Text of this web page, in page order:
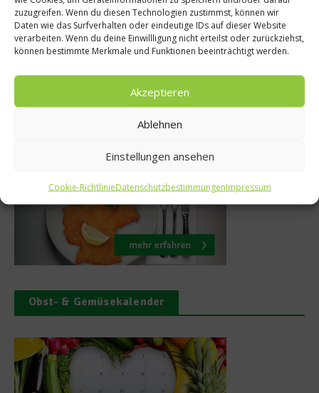
zuzugreifen. Wenn du diesen Technologien zustimmst, können wir
Daten wie das Surfverhalten oder eindeutige IDs auf dieser Website
verarbeiten. Wenn du deine Einwillligung nicht erteilst oder zurückziehst,
können bestimmte Merkmale und Funktionen beeinträchtigt werden.
Akzeptieren
Ablehnen
Einstellungen ansehen
Cookie-RichtlinieDatenschutzbestimmungenImpressum
2016
2016
Was isst Deutschland
Obst- & Gemüsekalender